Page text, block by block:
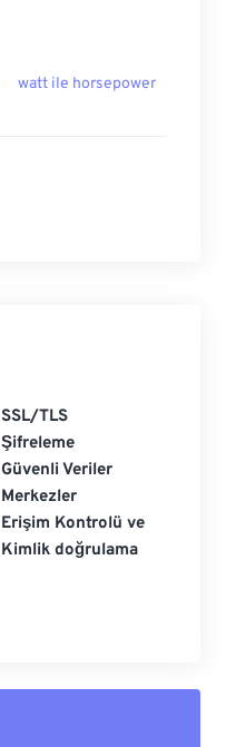
watt ile horsepower
SSL/TLS
Şifreleme
Güvenli Veriler
Merkezler
Erişim Kontrolü ve
Kimlik doğrulama